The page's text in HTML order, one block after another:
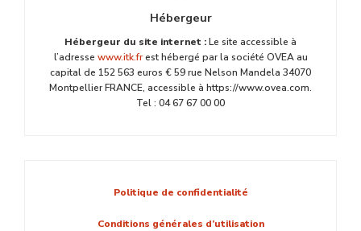
Hébergeur
Hébergeur du site internet :Le site accessible à
l’adresse www.itk.frest hébergé par la société OVEA au
capital de 152 563 euros € 59 rue Nelson Mandela 34070
Montpellier FRANCE, accessible à https://www.ovea.com.
Tel : 04 67 67 00 00
Politique de confidentialité
Conditions générales d’utilisation